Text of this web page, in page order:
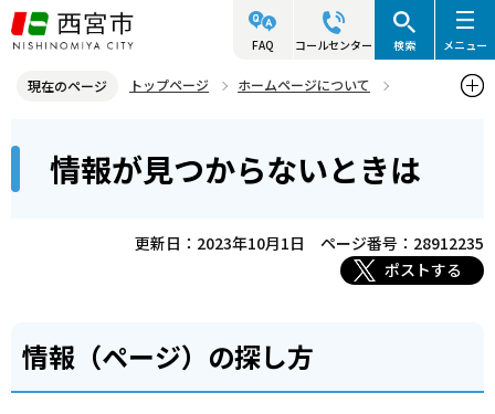
こ
の
ジ
先
FAQ コールセンター 検索 メニュー
現在のページ トップページ
ホームページについて
こ
情報が見つからないときは
更新日：2023年10月1日
ページ番号：28912235
ポストする
情報（ページ）の探し方